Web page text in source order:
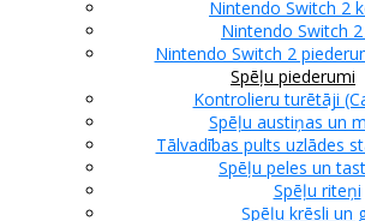
Nintendo Switch 2
Nintendo Switch
Nintendo Switch 2
Spēļu piederumi
Kontrolieru turētāji
Spēļu austiņas un
Tālvadības pults uzlādes
Spēļu peles un
Spēļu riteņi
Spēļu krēsli un